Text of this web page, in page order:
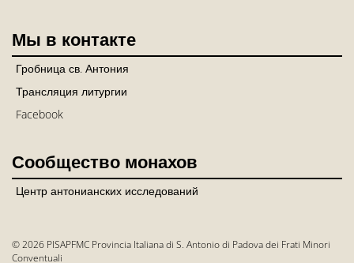
Мы в контакте
Гробница св. Антония
Трансляция литургии
Facebook
Сообщество монахов
Центр антонианских исследований
© 2026 PISAPFMC Provincia Italiana di S. Antonio di Padova dei Frati Minori
Conventuali